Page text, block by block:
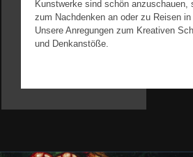
Kunstwerke sind schön anzuschauen,
zum Nachdenken an oder zu Reisen
Unsere Anregungen zum Kreativen
und Denkanstöße.